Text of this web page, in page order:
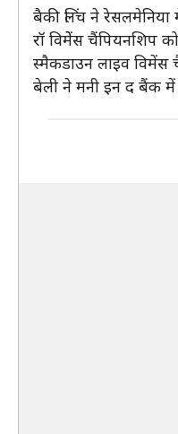
बैकी लिंच ने
रॉ विमेेंस चैंपियनशिप
स्मैकडाउन लाइव
बेली ने मनी इन द बैंक में